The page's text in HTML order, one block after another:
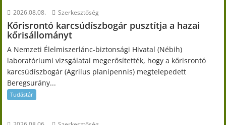
2026.08.08. Szerkesztőség
Kőrisrontó karcsúdíszbogár pusztítja a hazai
kőrisállományt
A Nemzeti Élelmiszerlánc-biztonsági Hivatal (Nébih)
laboratóriumi vizsgálatai megerősítették, hogy a kőrisrontó
karcsúdíszbogár (Agrilus planipennis) megtelepedett
Beregsurány...
Tudástár